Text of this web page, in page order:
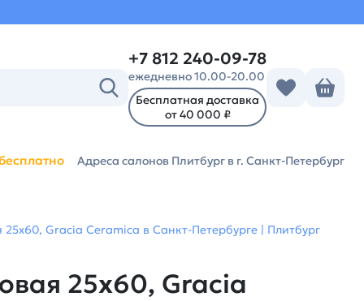
+7 812 240-09-78
ежедневно 10.00-20.00
Бесплатная доставка
от 40 000 ₽
Адреса салонов Плитбург в г. Санкт-Петербург
Gracia Ceramica в Санкт-Петербурге | Плитбург
25х60, Gracia